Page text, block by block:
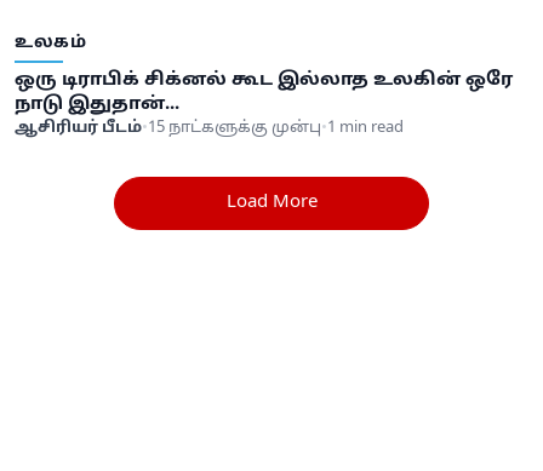
உலகம்
ஒரு டிராபிக் சிக்னல் கூட இல்லாத உலகின் ஒரே
நாடு இதுதான்...
ஆசிரியர் பீடம்•15 நாட்களுக்கு முன்பு•1 min read
Load More